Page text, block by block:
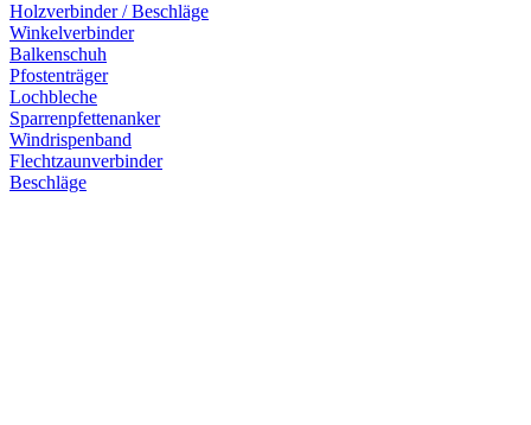
Holzverbinder / Beschläge
Winkelverbinder
Balkenschuh
Pfostenträger
Lochbleche
Sparrenpfettenanker
Windrispenband
Flechtzaunverbinder
Beschläge